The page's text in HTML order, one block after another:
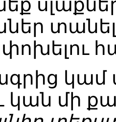
կամ
կան մի